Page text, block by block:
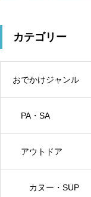
カテゴリー
おでかけジャンル
PA・SA
アウトドア
カヌー・SUP